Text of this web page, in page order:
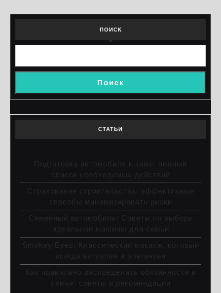
ПОИСК
Поиск
СТАТЬИ
Подготовка автомобиля к зиме: полный
список необходимых действий
Страхование строительства: эффективные
способы минимизировать риски
Семейный автомобиль: Советы по выбору
идеальной машины для семьи
Smokey Eyes: Классический макияж, который
всегда актуален и элегантен
Как правильно распределить обязанности в
семье: советы и рекомендации